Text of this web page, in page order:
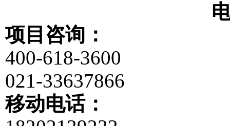
项目咨询：
400-618-3600
021-33637866
移动电话：